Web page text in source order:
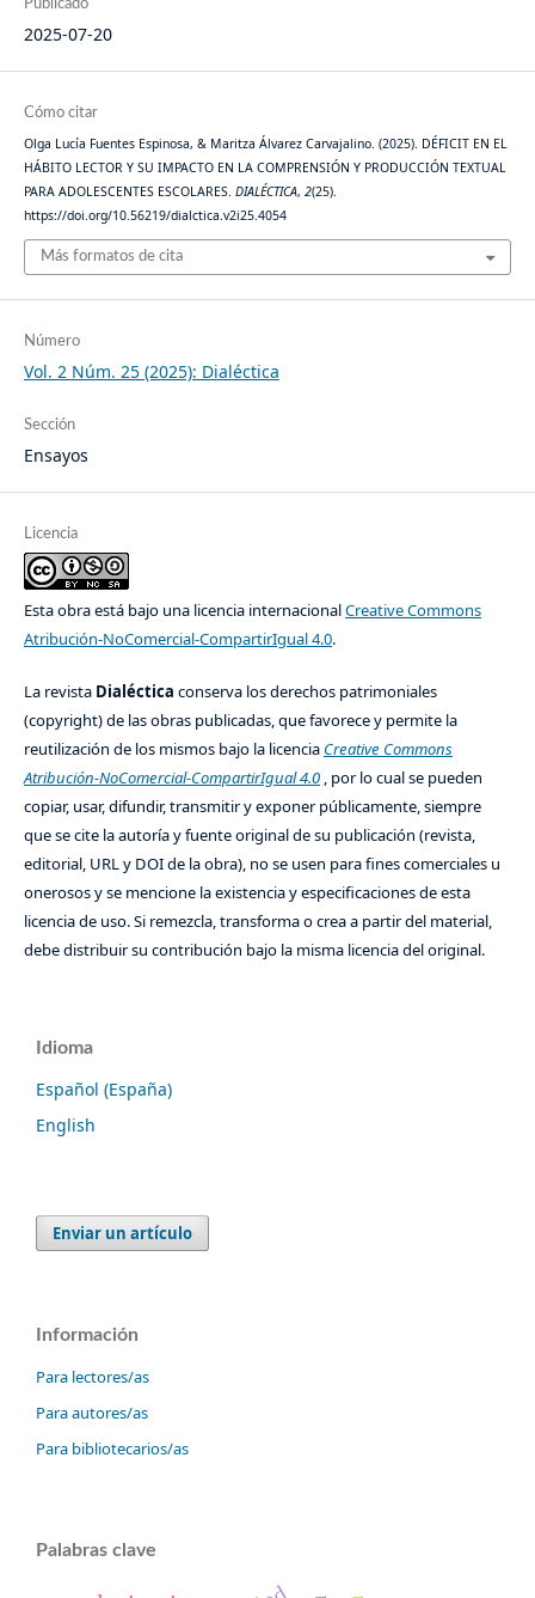
Publicado
2025-07-20
Cómo citar
Olga Lucía Fuentes Espinosa, & Maritza Álvarez Carvajalino. (2025). DÉFICIT EN EL
HÁBITO LECTOR Y SU IMPACTO EN LA COMPRENSIÓN Y PRODUCCIÓN TEXTUAL
PARA ADOLESCENTES ESCOLARES. DIALÉCTICA, 2(25).
https://doi.org/10.56219/dialctica.v2i25.4054
Más formatos de cita
Número
Vol. 2 Núm. 25 (2025): Dialéctica
Sección
Ensayos
Licencia
Esta obra está bajo una licencia internacionalCreative Commons
Atribución-NoComercial-CompartirIgual 4.0.
La revista Dialéctica conserva los derechos patrimoniales
(copyright) de las obras publicadas, que favorece y permite la
reutilización de los mismos bajo la licencia Creative Commons
Atribución-NoComercial-CompartirIgual 4.0, por lo cual se pueden
copiar, usar, difundir, transmitir y exponer públicamente, siempre
que se cite la autoría y fuente original de su publicación (revista,
editorial, URL y DOI de la obra), no se usen para fines comerciales u
onerosos y se mencione la existencia y especificaciones de esta
licencia de uso. Si remezcla, transforma o crea a partir del material,
debe distribuir su contribución bajo la misma licencia del original.
Idioma
Español (España)
English
Enviar un artículo
Información
Para lectores/as
Para autores/as
Para bibliotecarios/as
Palabras clave